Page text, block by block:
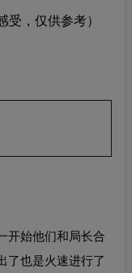
受，仅供参考）
开始他们和局长合
了也是火速进行了